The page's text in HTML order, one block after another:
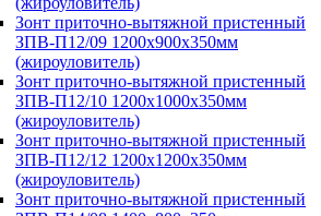
Зонт приточно-вытяжной пристенный
ЗПВ-П12/09 1200х900х350мм
(жироуловитель)
Зонт приточно-вытяжной пристенный
ЗПВ-П12/10 1200х1000х350мм
(жироуловитель)
Зонт приточно-вытяжной пристенный
ЗПВ-П12/12 1200х1200х350мм
(жироуловитель)
Зонт приточно-вытяжной пристенный